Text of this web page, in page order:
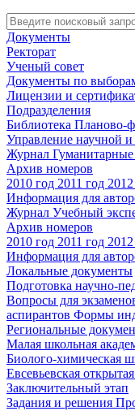
Документы
Ректорат
Ученый совет
Документы по
Лицензии и
Подразделения
Библиотека Планово-
Управление научной
Журнал Гуманитарные
Архив номеров
2010 год 2011 год
Информация для
Журнал Учебный
Архив номеров
2010 год 2011 год
Информация для
Локальные документы
Подготовка научно-
Вопросы для
аспирантов Формы
Региональные
Малая школьная
Биолого-химическая
Евсевьевская
Заключительный этап
Задания и решения